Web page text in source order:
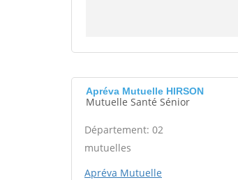
Apréva Mutuelle HIRSON
Mutuelle Santé Sénior
Département: 02
mutuelles
Apréva Mutuelle